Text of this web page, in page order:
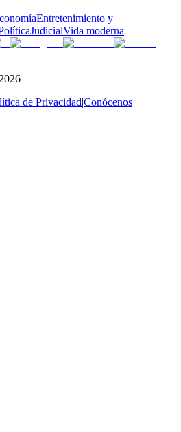
Entretenimiento y
JudicialVida moderna
de Privacidad|Conócenos